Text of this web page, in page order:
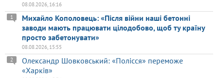
08.08.2026, 16:16
Михайло Кополовець: «Після війни наші бетонні
заводи мають працювати цілодобово, щоб ту країну
просто забетонувати»
1
08.08.2026, 15:55
Олександр Шовковський: «Полісся» переможе
«Харків»
2